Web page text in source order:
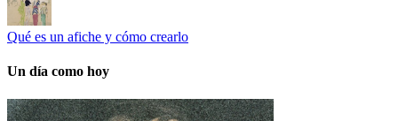
Qué es un afiche y cómo crearlo
Un día como hoy